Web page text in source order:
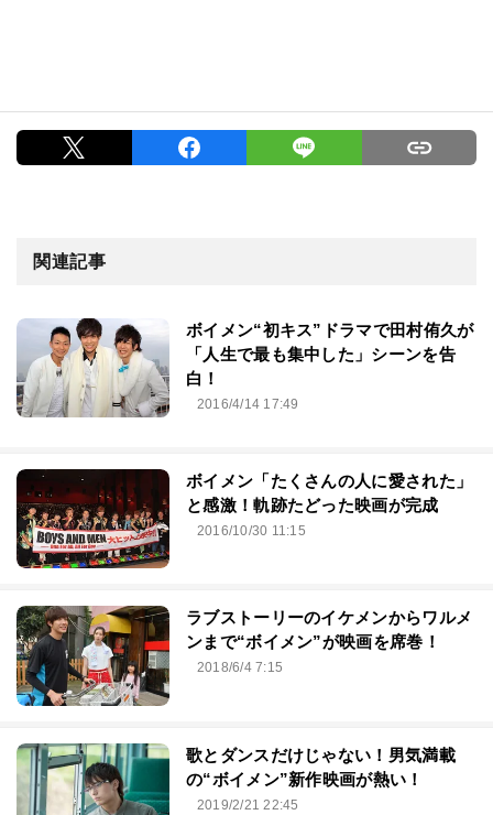
関連記事
ボイメン“初キス”ドラマで田村侑久が
「人生で最も集中した」シーンを告
白！
2016/4/14 17:49
ボイメン「たくさんの人に愛された」
と感激！軌跡たどった映画が完成
2016/10/30 11:15
ラブストーリーのイケメンからワルメ
ンまで“ボイメン”が映画を席巻！
2018/6/4 7:15
歌とダンスだけじゃない！男気満載
の“ボイメン”新作映画が熱い！
2019/2/21 22:45